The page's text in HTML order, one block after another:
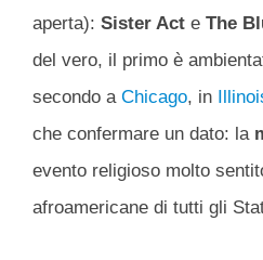
aperta): Sister Act e The
del vero, il primo è
secondo a Chicago, in
che confermare un dato: la
evento religioso molto
afroamericane di tutti gli